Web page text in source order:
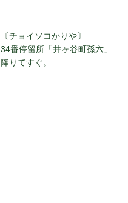
〔チョイソコかりや〕
34番停留所「井ヶ谷町孫六」
降りてすぐ。